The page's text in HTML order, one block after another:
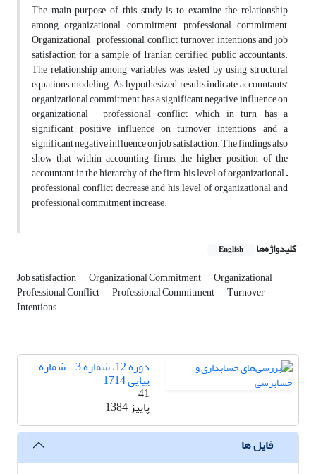
The main purpose of this study is to examine the relationship
among organizational commitment, professional commitment,
Organizational – professional conflict, turnover intentions and job
satisfaction for a sample of Iranian certified public accountants.
The relationship among variables was tested by using structural
equations modeling. As hypothesized, results indicate accountants'
organizational commitment has a significant negative influence on
organizational – professional conflict, which, in turn, has a
significant positive influence on turnover intentions and a
significant negative influence on job satisfaction. The findings also
show that within accounting firms, the higher position of the
accountant in the hierarchy of the firm, his level of organizational –
professional conflict decrease and his level of organizational and
professional commitment increase.
کلیدواژه‌ها English
Job satisfaction Organizational Commitment Organizational
Professional Conflict Professional Commitment Turnover
Intentions
دوره 12، شماره 3 - شماره
پیاپی 1714
41
پاییز 1384
فایل ها